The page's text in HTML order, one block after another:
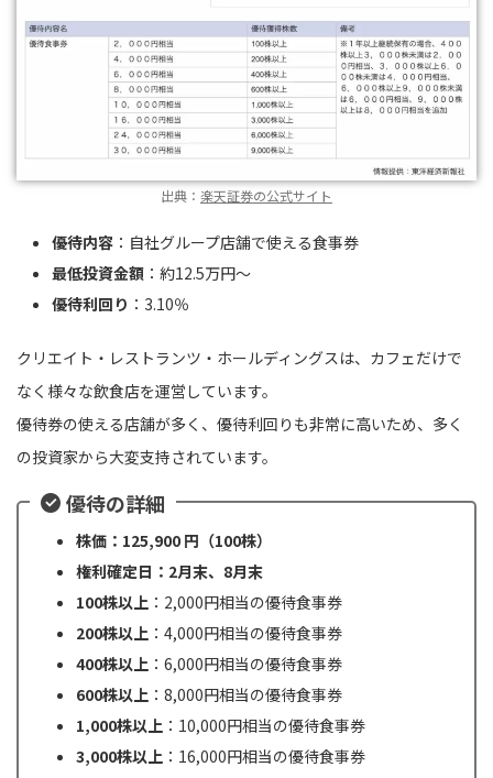
出典： 楽天証券の公式サイト
優待内容 ：自社グループ店舗で使える食事券
最低投資金額 ：約12.5万円〜
優待利回り ：3.10％
クリエイト・レストランツ・ホールディングスは、カフェだけで
なく様々な飲食店を運営しています。
優待券の使える店舗が多く、優待利回りも非常に高いため、多く
の投資家から大変支持されています。
優待の詳細
株価：125,900 円（100株）
権利確定日：2月末、8月末
100株以上 ：2,000円相当の優待食事券
200株以上 ：4,000円相当の優待食事券
400株以上 ：6,000円相当の優待食事券
600株以上 ：8,000円相当の優待食事券
1,000株以上 ：10,000円相当の優待食事券
3,000株以上 ：16,000円相当の優待食事券